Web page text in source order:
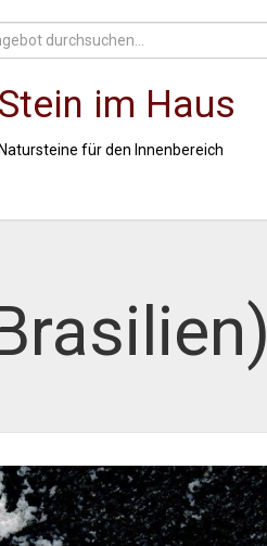
Stein im Haus
Natursteine für den Innenbereich